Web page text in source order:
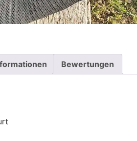
Bewertungen